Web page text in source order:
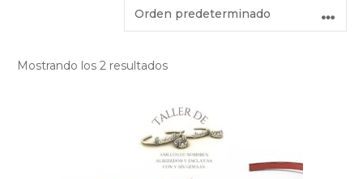
Mostrando los 2 resultados